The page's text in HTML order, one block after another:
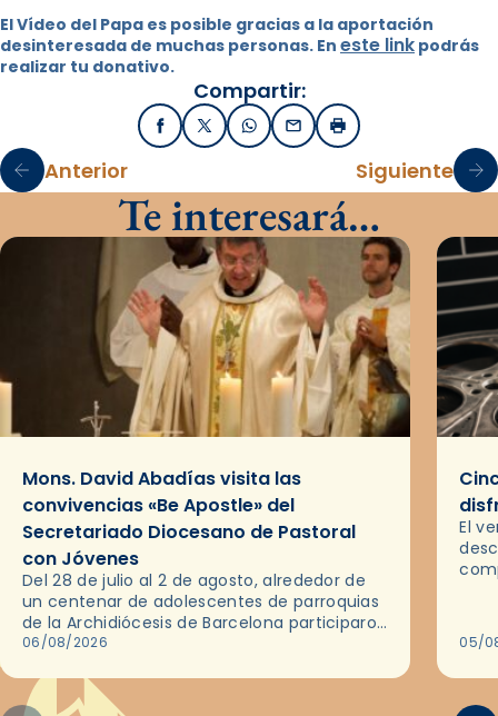
El Vídeo del Papa es posible gracias a la aportación
desinteresada de muchas personas. En este link podrás
realizar tu donativo.
Compartir:
FacebookX / TwitterWhatsApp
EmailImprimir
Anterior Siguiente
Te interesará…
Mons. David Abadías visita las
convivencias «Be Apostle» del
Secretariado Diocesano de Pastoral
con Jóvenes
Del 28 de julio al 2 de agosto, alrededor de
un centenar de adolescentes de parroquias
de la Archidiócesis de Barcelona participaron
en las convivencias Be Apostle, organizadas
06/08/2026
El
05/